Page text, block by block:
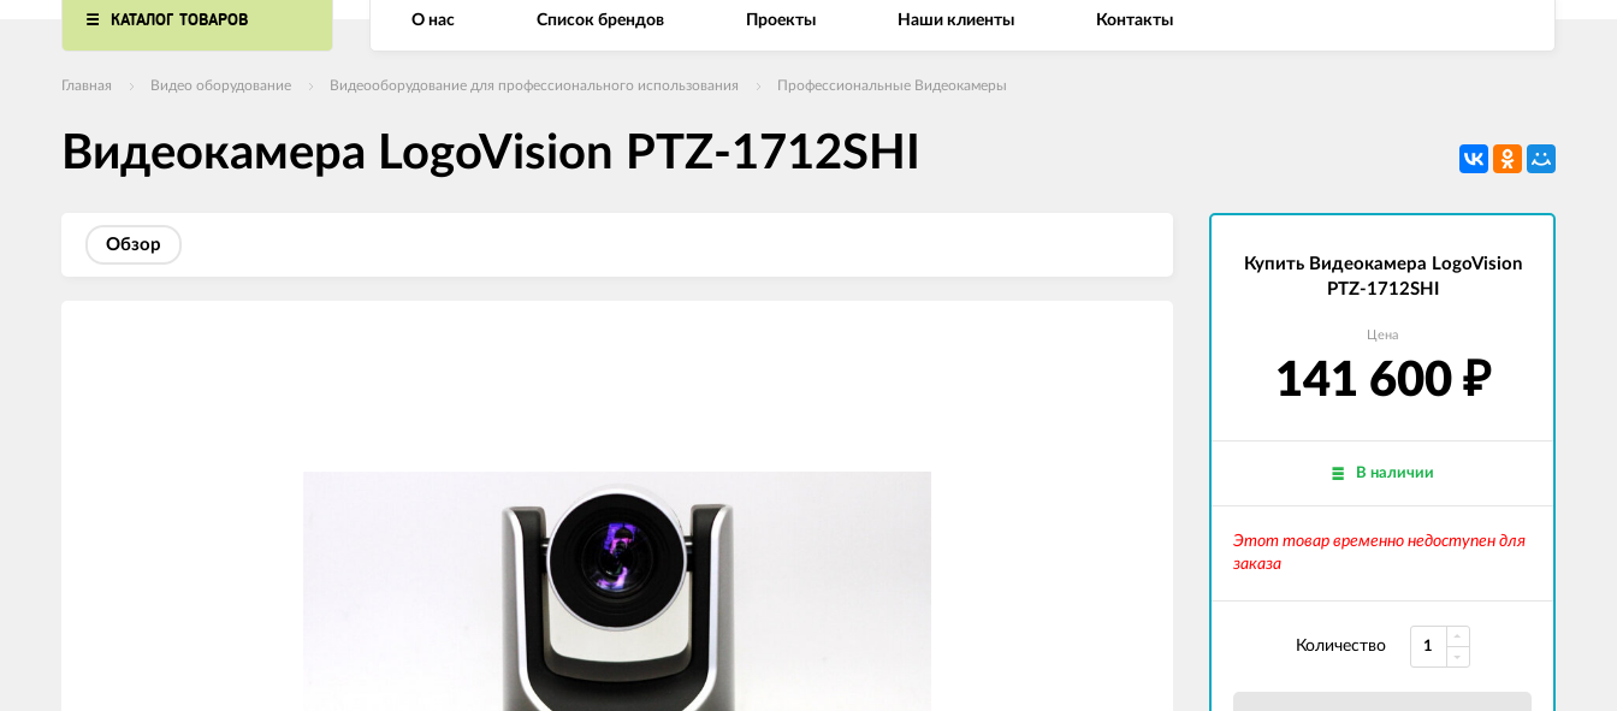
КАТАЛОГ ТОВАРОВ О нас Список брендов Проекты Наши клиенты Контакты
Главная Видео оборудование Видеооборудование для профессионального использования Профессиональные Видеокамеры
Видеокамера LogoVision PTZ-1712SHI
Обзор
Купить Видеокамера LogoVision
PTZ-1712SHI
Цена
141 600 ₽
В наличии
Этот товар временно недоступен для
заказа
Количество